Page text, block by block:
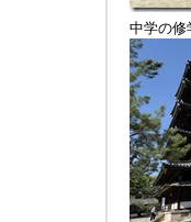
中学の修